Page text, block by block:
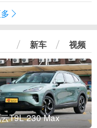
新车 视频
T9L 230 Max